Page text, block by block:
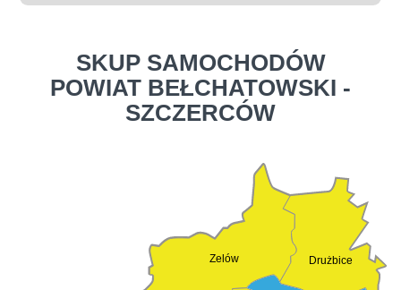
SKUP SAMOCHODÓW
POWIAT BEŁCHATOWSKI -
SZCZERCÓW
Drużbice
Zelów